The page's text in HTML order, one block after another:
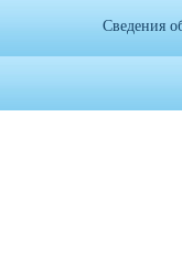
Сведения